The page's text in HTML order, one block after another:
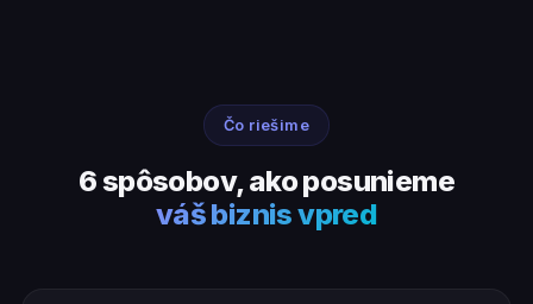
Čo riešime
6 spôsobov, ako posunieme
váš biznis vpred